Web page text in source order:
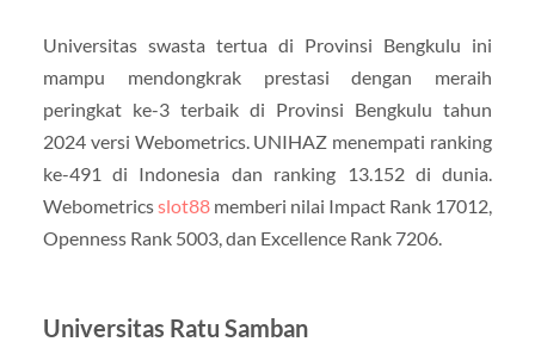
Universitas swasta tertua di Provinsi Bengkulu ini
mampu mendongkrak prestasi dengan meraih
peringkat ke-3 terbaik di Provinsi Bengkulu tahun
2024 versi Webometrics. UNIHAZ menempati ranking
ke-491 di Indonesia dan ranking 13.152 di dunia.
Webometricsslot88memberi nilai Impact Rank 17012,
Openness Rank 5003, dan Excellence Rank 7206.
Universitas Ratu Samban